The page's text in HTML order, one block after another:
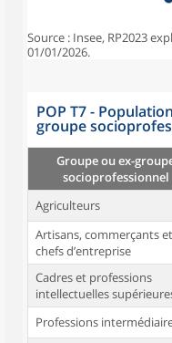
Source : Insee, RP2023
01/01/2026.
POP T7 -
groupe
Groupe ou ex-
socioprofessionnel
Agriculteurs
Artisans, commerçants et
chefs d’entreprise
Cadres et professions
intellectuelles
Professions